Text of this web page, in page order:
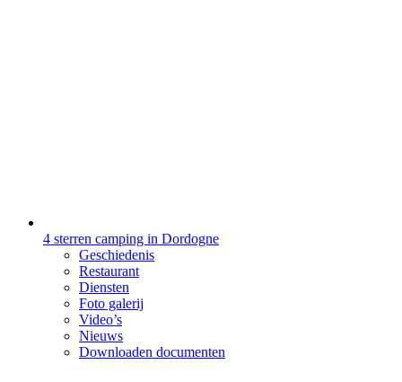
4 sterren camping in Dordogne
Geschiedenis
Restaurant
Diensten
Foto galerij
Video’s
Nieuws
Downloaden documenten